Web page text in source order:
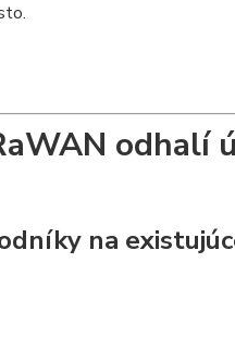
odhalí
na